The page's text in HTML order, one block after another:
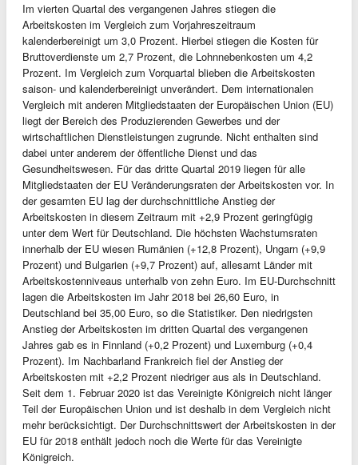
Im vierten Quartal des vergangenen Jahres stiegen die
Arbeitskosten im Vergleich zum Vorjahreszeitraum
kalenderbereinigt um 3,0 Prozent. Hierbei stiegen die Kosten für
Bruttoverdienste um 2,7 Prozent, die Lohnnebenkosten um 4,2
Prozent. Im Vergleich zum Vorquartal blieben die Arbeitskosten
saison- und kalenderbereinigt unverändert. Dem internationalen
Vergleich mit anderen Mitgliedstaaten der Europäischen Union (EU)
liegt der Bereich des Produzierenden Gewerbes und der
wirtschaftlichen Dienstleistungen zugrunde. Nicht enthalten sind
dabei unter anderem der öffentliche Dienst und das
Gesundheitswesen. Für das dritte Quartal 2019 liegen für alle
Mitgliedstaaten der EU Veränderungsraten der Arbeitskosten vor. In
der gesamten EU lag der durchschnittliche Anstieg der
Arbeitskosten in diesem Zeitraum mit +2,9 Prozent geringfügig
unter dem Wert für Deutschland. Die höchsten Wachstumsraten
innerhalb der EU wiesen Rumänien (+12,8 Prozent), Ungarn (+9,9
Prozent) und Bulgarien (+9,7 Prozent) auf, allesamt Länder mit
Arbeitskostenniveaus unterhalb von zehn Euro. Im EU-Durchschnitt
lagen die Arbeitskosten im Jahr 2018 bei 26,60 Euro, in
Deutschland bei 35,00 Euro, so die Statistiker. Den niedrigsten
Anstieg der Arbeitskosten im dritten Quartal des vergangenen
Jahres gab es in Finnland (+0,2 Prozent) und Luxemburg (+0,4
Prozent). Im Nachbarland Frankreich fiel der Anstieg der
Arbeitskosten mit +2,2 Prozent niedriger aus als in Deutschland.
Seit dem 1. Februar 2020 ist das Vereinigte Königreich nicht länger
Teil der Europäischen Union und ist deshalb in dem Vergleich nicht
mehr berücksichtigt. Der Durchschnittswert der Arbeitskosten in der
EU für 2018 enthält jedoch noch die Werte für das Vereinigte
Königreich.